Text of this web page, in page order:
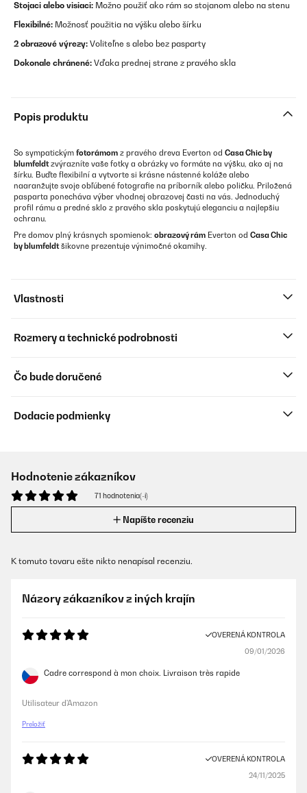
Stojaci alebo visiaci: Možno použiť ako rám so stojanom alebo na stenu
Flexibilné: Možnosť použitia na výšku alebo šírku
2 obrazové výrezy: Voliteľne s alebo bez pasparty
Dokonale chránené: Vďaka prednej strane z pravého skla
Popis produktu
So sympatickým fotorámom z pravého dreva Everton od Casa Chic by
blumfeldtzvýrazníte vaše fotky a obrázky vo formáte na výšku, ako aj na
šírku. Buďte flexibilní a vytvorte si krásne nástenné koláže alebo
naaranžujte svoje obľúbené fotografie na príborník alebo poličku. Priložená
pasparta ponecháva výber vhodnej obrazovej časti na vás. Jednoduchý
profil rámu a predné sklo z pravého skla poskytujú eleganciu a najlepšiu
ochranu.
Pre domov plný krásnych spomienok: obrazový rám Everton od Casa Chic
by blumfeldtšikovne prezentuje výnimočné okamihy.
Vlastnosti
Rozmery a technické podrobnosti
Čo bude doručené
Dodacie podmienky
Hodnotenie zákazníkov
71 hodnotenia(-í)
Napíšte recenziu
K tomuto tovaru ešte nikto nenapísal recenziu.
Názory zákazníkov z iných krajín
OVERENÁ KONTROLA
09/01/2026
Cadre correspond à mon choix. Livraison très rapide
Utilisateur d'Amazon
Preložiť
OVERENÁ KONTROLA
24/11/2025